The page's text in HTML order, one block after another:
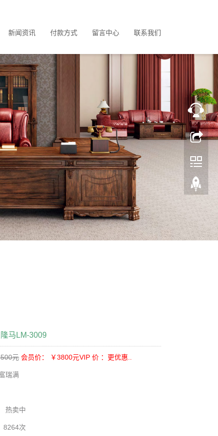
新闻资讯 付款方式 留言中心 联系我们
马LM-3009
元 会员价： ￥3800元VIP 价 ：更优惠..
瑞满
热卖中
8264次